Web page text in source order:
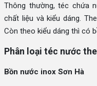
Thông thường, téc chứa
chất liệu và kiểu dáng.
Còn theo kiểu dáng thì có
Phân loại téc nước
Bồn nước inox Sơn Hà